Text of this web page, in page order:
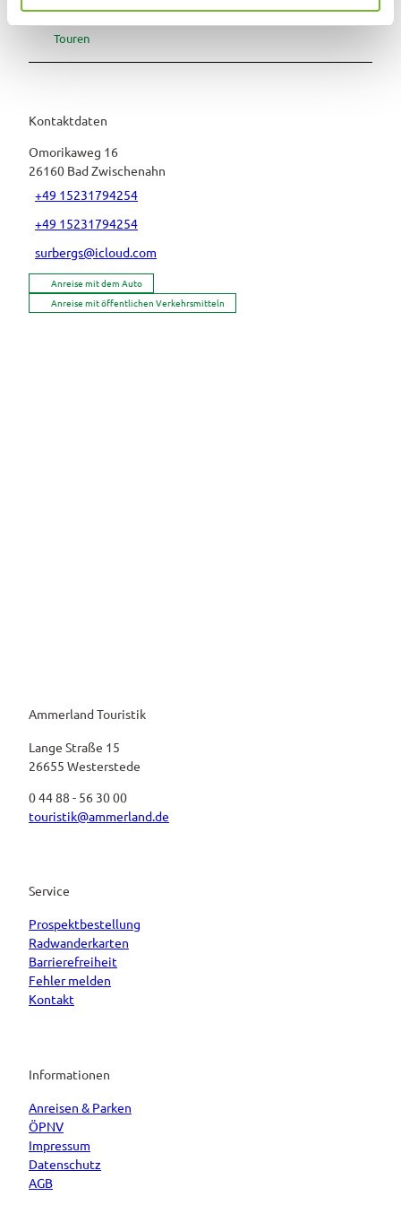
Touren
Kontaktdaten
Omorikaweg 16
26160 Bad Zwischenahn
+49 15231794254
+49 15231794254
surbergs@icloud.com
Anreise mit dem Auto
Anreise mit öffentlichen Verkehrsmitteln
Ammerland Touristik
Lange Straße 15
26655 Westerstede
0 44 88 - 56 30 00
touristik@ammerland.de
Service
Prospektbestellung
Radwanderkarten
Barrierefreiheit
Fehler melden
Kontakt
Informationen
Anreisen & Parken
ÖPNV
Impressum
Datenschutz
AGB